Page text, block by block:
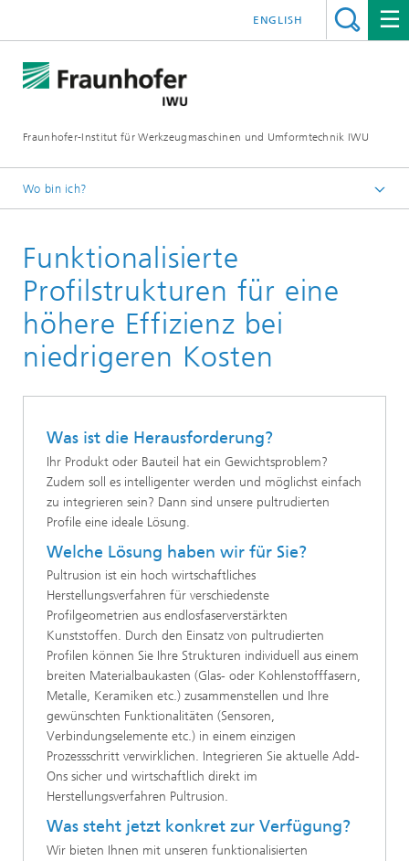
Fraunhofer-Institut für Werkzeugmaschinen und Umformtechnik IWU
ENGLISH
Wo bin ich?
Forschung
Produktion jetzt
Funktionalisierte
Profilstrukturen für eine
höhere Effizienz bei
niedrigeren Kosten
Was ist die Herausforderung?
Ihr Produkt oder Bauteil hat ein Gewichtsproblem?
Zudem soll es intelligenter werden und möglichst einfach
zu integrieren sein? Dann sind unsere pultrudierten
Profile eine ideale Lösung.
Welche Lösung haben wir für Sie?
Pultrusion ist ein hoch wirtschaftliches
Herstellungsverfahren für verschiedenste
Profilgeometrien aus endlosfaserverstärkten
Kunststoffen. Durch den Einsatz von pultrudierten
Profilen können Sie Ihre Strukturen individuell aus einem
breiten Materialbaukasten (Glas- oder Kohlenstofffasern,
Metalle, Keramiken etc.) zusammenstellen und Ihre
gewünschten Funktionalitäten (Sensoren,
Verbindungselemente etc.) in einem einzigen
Prozessschritt verwirklichen. Integrieren Sie aktuelle Add-
Ons sicher und wirtschaftlich direkt im
Herstellungsverfahren Pultrusion.
Was steht jetzt konkret zur Verfügung?
Wir bieten Ihnen mit unseren funktionalisierten